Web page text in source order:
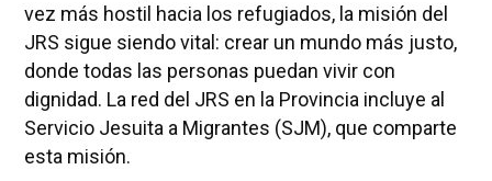
vez más hostil hacia los refugiados, la misión del
JRS sigue siendo vital: crear un mundo más justo,
donde todas las personas puedan vivir con
dignidad. La red del JRS en la Provincia incluye al
Servicio Jesuita a Migrantes (SJM), que comparte
esta misión.